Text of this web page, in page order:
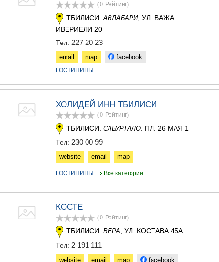
(0 Рейтинг)
ТБИЛИСИ. АВЛАБАРИ, УЛ. ВАЖА
ИВЕРИЕЛИ 20
Тел: 227 20 23
email map facebook
ГОСТИНИЦЫ
ХОЛИДЕЙ ИНН ТБИЛИСИ
(0 Рейтинг)
ТБИЛИСИ. САБУРТАЛО , ПЛ. 26 МАЯ 1
Тел: 230 00 99
website email map
ГОСТИНИЦЫ Все категории
КОСТЕ
(0 Рейтинг)
ТБИЛИСИ. ВЕРА, УЛ. КОСТАВА 45А
Тел: 2 191 111
website email map facebook